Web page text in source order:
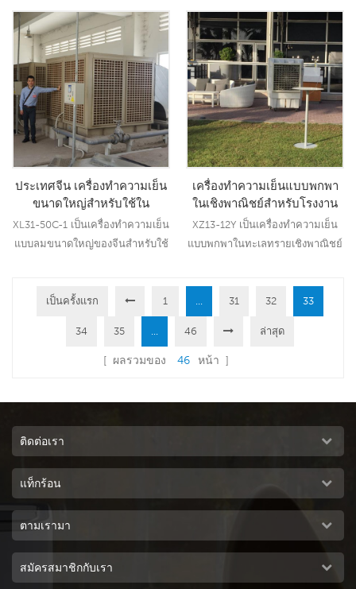
แจ้งทุกประเภท. รุ่นนี้ใช้มอเตอร์
พัดลมขนาด 1.1KW, และให้ลมแรง
18000 CMH แก่คุณ , 12 ความเร็ว.
โดยใช้แผ่นทำความเย็น 5090 ชั้น
นำของอุตสาหกรรม, ให้
ประสิทธิภาพการทำความเย็นระดับ
แนวหน้าในอุตสาหกรรมแก่คุณ.21
อ่านเพิ่มเติม
การทำความเย็นแบบระเหยชั้นนำใน
อุตสาหกรรมเพื่อทำให้อากาศร้อน
เย็นลงและเป่าลมเย็นและชื้นสำหรับ
ผู้ใช้ , เป็นการคิดค้นการใช้การ
ออกแบบช่องลมคู่เพื่อเป่าลมที่แรง
ขึ้น ให้ครอบคลุมพื้นที่ 120-
180sq.m. รุ่นนี้เหมาะสำหรับการใช้
งานในร่มทุกประเภท, เช่น ห้องนั่ง
เล่น, ห้องนอน, ส21
อ่านเพิ่มเติม
ประเทศจีน เครื่องทำความเย็น
ขนาดใหญ่สำหรับใช้ใน
อุตสาหกรรม
XL31-50C-1 เป็นเครื่องทำความเย็น
แบบลมขนาดใหญ่ของจีนสำหรับใช้
ในอุตสาหกรรม ซึ่งสามารถใช้ได้กับ
งานอุตสาหกรรมหรือเชิงพาณิชย์ทุก
13. มอเตอร์พัดลมขนาด 0KW, ให้
ชั้นนำของอุตสาหกรรม.21
เครื่องทำความเย็นแบบพกพา
ในเชิงพาณิชย์สำหรับโรงงาน
ระบบทำความเย็นแบบอากาศ
XZ13-12Y เป็นเครื่องทำความเย็น
แบบพกพาในทะเลทรายเชิงพาณิชย์
ระเหยชั้นนำในอุตสาหกรรมเพื่อ
ทำให้อากาศร้อนเย็นลงและเป่าลม
เย็นและชื้นสำหรับผู้ใช้ , มันคิดค้น
การใช้การออกแบบช่องลมคู่เพื่อเป่า
เป็นครั้งแรก 1 ... 31 32 33
34 35 ... 46 ล่าสุด
[ ผลรวมของ 46 หน้า ]
ติดต่อเรา
แท็กร้อน
ตามเรามา
สมัครสมาชิกกับเรา